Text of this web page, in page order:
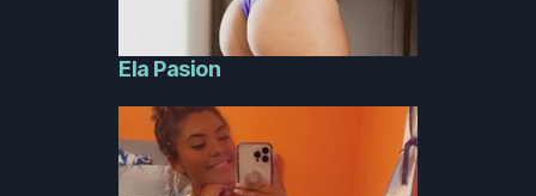
Ela Pasion